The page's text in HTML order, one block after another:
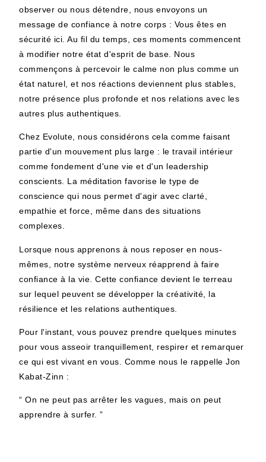
observer ou nous détendre, nous envoyons un
message de confiance à notre corps : Vous êtes en
sécurité ici. Au fil du temps, ces moments commencent
à modifier notre état d'esprit de base. Nous
commençons à percevoir le calme non plus comme un
état naturel, et nos réactions deviennent plus stables,
notre présence plus profonde et nos relations avec les
autres plus authentiques.
Chez Evolute, nous considérons cela comme faisant
partie d'un mouvement plus large : le travail intérieur
comme fondement d'une vie et d'un leadership
conscients. La méditation favorise le type de
conscience qui nous permet d'agir avec clarté,
empathie et force, même dans des situations
complexes.
Lorsque nous apprenons à nous reposer en nous-
mêmes, notre système nerveux réapprend à faire
confiance à la vie. Cette confiance devient le terreau
sur lequel peuvent se développer la créativité, la
résilience et les relations authentiques.
Pour l'instant, vous pouvez prendre quelques minutes
pour vous asseoir tranquillement, respirer et remarquer
ce qui est vivant en vous. Comme nous le rappelle Jon
Kabat-Zinn :
“ On ne peut pas arrêter les vagues, mais on peut
apprendre à surfer. ”